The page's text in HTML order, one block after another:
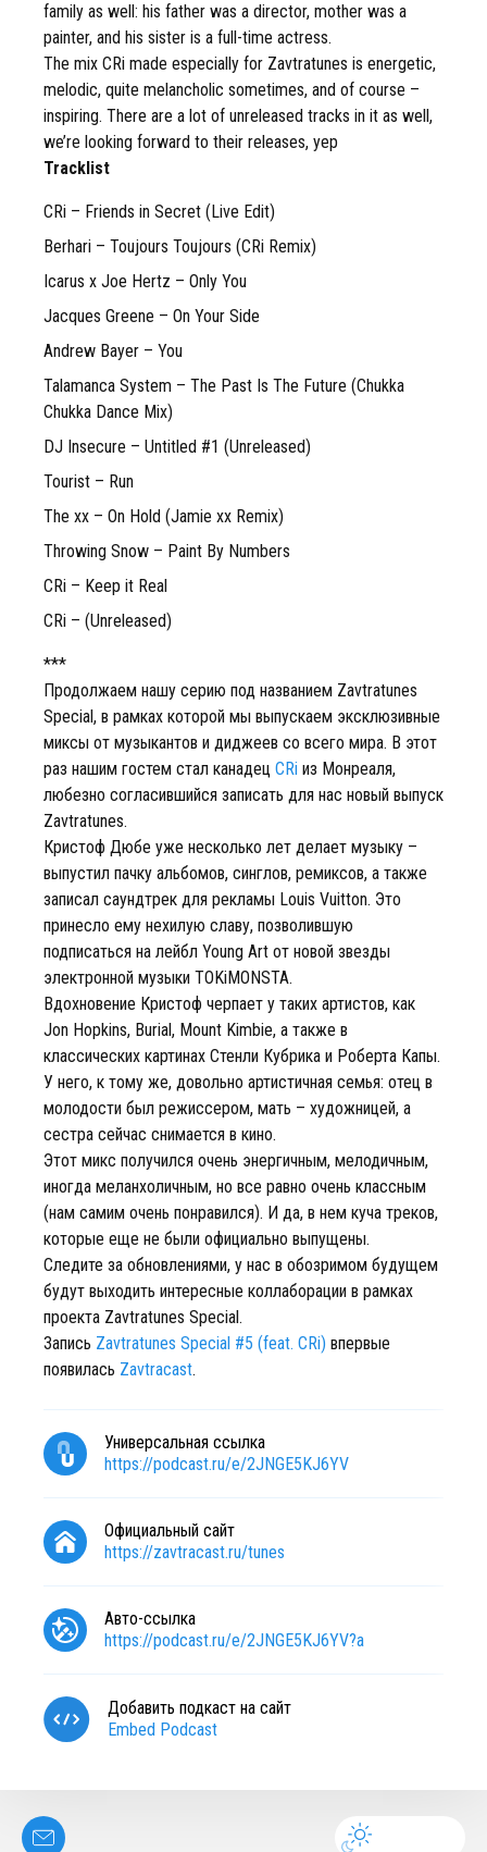
family as well: his father was a director, mother was a
painter, and his sister is a full-time actress.
The mix CRi made especially for Zavtratunes is energetic,
melodic, quite melancholic sometimes, and of course –
inspiring. There are a lot of unreleased tracks in it as well,
we’re looking forward to their releases, yep
Tracklist
CRi – Friends in Secret (Live Edit)
Berhari – Toujours Toujours (CRi Remix)
Icarus x Joe Hertz – Only You
Jacques Greene – On Your Side
Andrew Bayer – You
Talamanca System – The Past Is The Future (Chukka
Chukka Dance Mix)
DJ Insecure – Untitled #1 (Unreleased)
Tourist – Run
The xx – On Hold (Jamie xx Remix)
Throwing Snow – Paint By Numbers
CRi – Keep it Real
CRi – (Unreleased)
***
Продолжаем нашу серию под названием Zavtratunes
Special, в рамках которой мы выпускаем эксклюзивные
миксы от музыкантов и диджеев со всего мира. В этот
раз нашим гостем стал канадец CRi из Монреаля,
любезно согласившийся записать для нас новый выпуск
Zavtratunes.
Кристоф Дюбе уже несколько лет делает музыку –
выпустил пачку альбомов, синглов, ремиксов, а также
записал саундтрек для рекламы Louis Vuitton. Это
принесло ему нехилую славу, позволившую
подписаться на лейбл Young Art от новой звезды
электронной музыки TOKiMONSTA.
Вдохновение Кристоф черпает у таких артистов, как
Jon Hopkins, Burial, Mount Kimbie, а также в
классических картинах Стенли Кубрика и Роберта Капы.
У него, к тому же, довольно артистичная семья: отец в
молодости был режиссером, мать – художницей, а
сестра сейчас снимается в кино.
Этот микс получился очень энергичным, мелодичным,
иногда меланхоличным, но все равно очень классным
(нам самим очень понравился). И да, в нем куча треков,
которые еще не были официально выпущены.
Следите за обновлениями, у нас в обозримом будущем
будут выходить интересные коллаборации в рамках
проекта Zavtratunes Special.
Запись Zavtratunes Special #5 (feat. CRi) впервые
появилась Zavtracast.
Универсальная ссылка
https://podcast.ru/e/2JNGE5KJ6YV
Официальный сайт
https://zavtracast.ru/tunes
Авто-ссылка
https://podcast.ru/e/2JNGE5KJ6YV?a
Добавить подкаст на сайт
Embed Podcast